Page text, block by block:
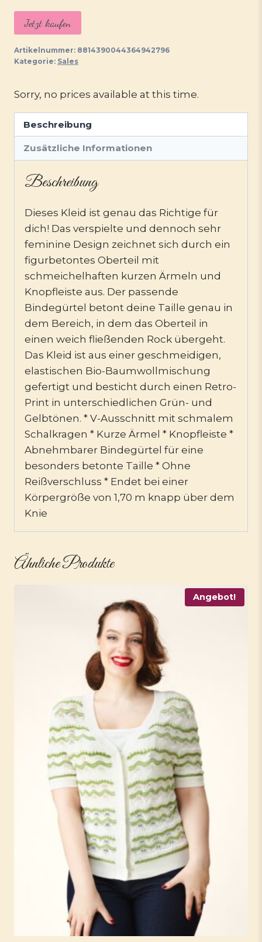
Preis
war:
99,95 € 79,95 €.
Jetzt kaufen
Artikelnummer: 8814390044364942796
Kategorie: Sales
Sorry, no prices available at this time.
Beschreibung
Zusätzliche Informationen
Beschreibung
Dieses Kleid ist genau das Richtige für
dich! Das verspielte und dennoch sehr
feminine Design zeichnet sich durch ein
figurbetontes Oberteil mit
schmeichelhaften kurzen Ärmeln und
Knopfleiste aus. Der passende
Bindegürtel betont deine Taille genau in
dem Bereich, in dem das Oberteil in
einen weich fließenden Rock übergeht.
Das Kleid ist aus einer geschmeidigen,
elastischen Bio-Baumwollmischung
gefertigt und besticht durch einen Retro-
Print in unterschiedlichen Grün- und
Gelbtönen. * V-Ausschnitt mit schmalem
Schalkragen * Kurze Ärmel * Knopfleiste *
Abnehmbarer Bindegürtel für eine
besonders betonte Taille * Ohne
Reißverschluss * Endet bei einer
Körpergröße von 1,70 m knapp über dem
Knie
Ähnliche Produkte
Angebot!